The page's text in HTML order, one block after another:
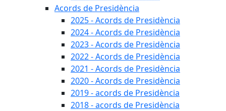
Acords de Presidència
2025 - Acords de Presidència
2024 - Acords de Presidència
2023 - Acords de Presidència
2022 - Acords de Presidència
2021 - Acords de Presidència
2020 - Acords de Presidència
2019 - acords de Presidència
2018 - acords de Presidència